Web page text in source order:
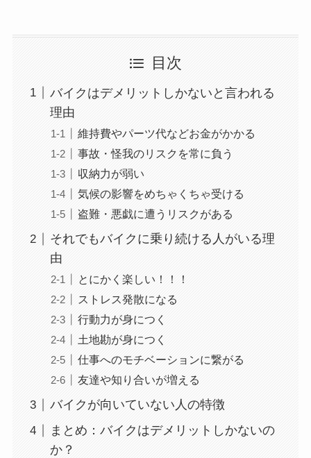
目次
バイクはデメリットしかないと言われる
理由
維持費やパーツ代などお金がかかる
事故・怪我のリスクを常に負う
収納力が弱い
気候の影響をめちゃくちゃ受ける
盗難・悪戯に遭うリスクがある
それでもバイクに乗り続ける人がいる理
由
とにかく楽しい！！！
ストレス発散になる
行動力が身につく
土地勘が身につく
仕事へのモチベーションに繋がる
友達や知り合いが増える
バイクが向いていない人の特徴
まとめ：バイクはデメリットしかないの
か？